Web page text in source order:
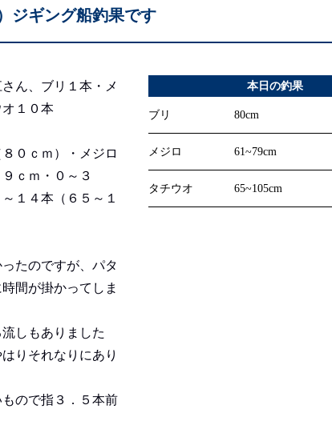
ジギング船釣果です
ん、ブリ１本・メ
１０本
０ｃｍ）・メジロ
ｃｍ・０～３
１４本（６５～１
たのですが、パタ
間が掛かってしま
しもありました
りそれなりにあり
ので指３．５本前
本日の釣果
ブリ 80cm
メジロ 61~79cm
タチウオ 65~105cm